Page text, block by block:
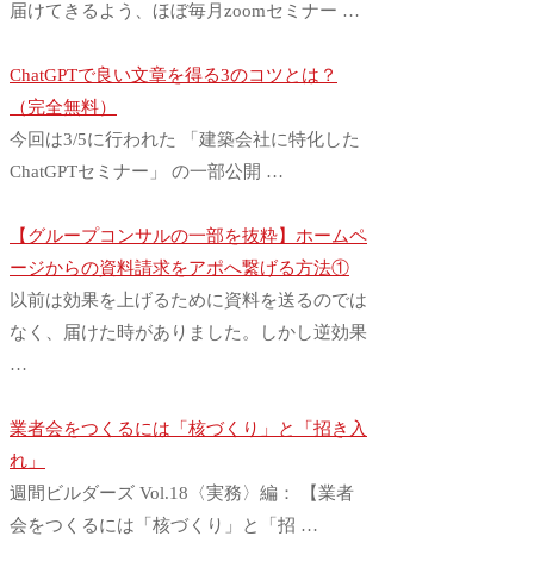
届けてきるよう、ほぼ毎月zoomセミナー …
ChatGPTで良い文章を得る3のコツとは？
（完全無料）
今回は3/5に行われた 「建築会社に特化した
ChatGPTセミナー」 の一部公開 …
【グループコンサルの一部を抜粋】ホームペ
ージからの資料請求をアポへ繋げる方法①
以前は効果を上げるために資料を送るのでは
なく、届けた時がありました。しかし逆効果
…
業者会をつくるには「核づくり」と「招き入
れ」
週間ビルダーズ Vol.18〈実務〉編： 【業者
会をつくるには「核づくり」と「招 …